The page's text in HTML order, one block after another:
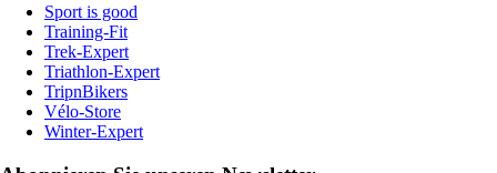
Sport is good
Training-Fit
Trek-Expert
Triathlon-Expert
TripnBikers
Vélo-Store
Winter-Expert